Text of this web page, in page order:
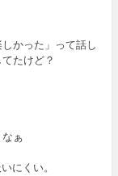
かった」って話し
たけど？
ぁ
にくい。